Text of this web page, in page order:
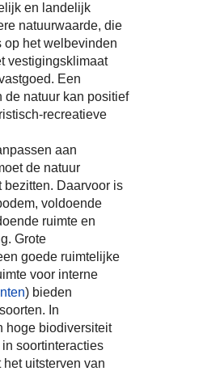
en landelijk
natuurwaarde, die
op het welbevinden
vestigingsklimaat
Een
de natuur kan positief
recreatieve
aan
de natuur
Daarvoor is
voldoende
ruimte en
Grote
goede ruimtelijke
voor interne
) bieden
In
hoge biodiversiteit
soortinteracties
uitsterven van